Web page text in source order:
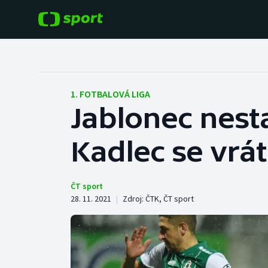
Hokej
Tenis
Cyklistika
Baseball a softbal
Basketbal
Boby a skeleton
Box
1. FOTBALOVÁ LIGA
Jablonec
Kadlec se
ČT sport
28. 11. 2021 | Zdroj: ČTK, ČT sport